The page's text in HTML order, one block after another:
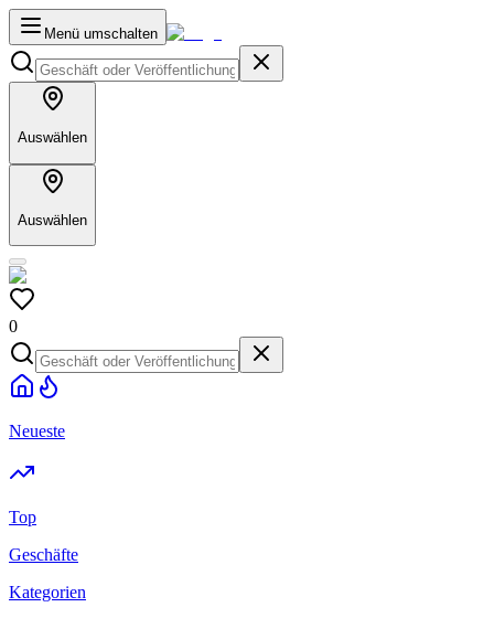
Menü umschalten
Auswählen
Auswählen
0
Neueste
Top
Geschäfte
Kategorien